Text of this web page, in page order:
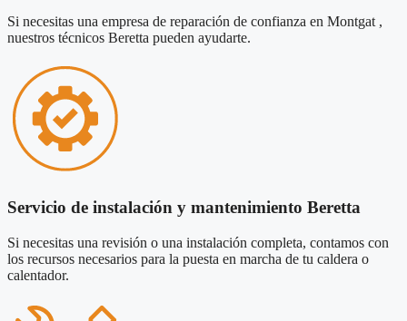
Si necesitas una empresa de reparación de confianza en Montgat ,
nuestros técnicos Beretta pueden ayudarte.
Servicio de instalación y mantenimiento Beretta
Si necesitas una revisión o una instalación completa, contamos con
los recursos necesarios para la puesta en marcha de tu caldera o
calentador.